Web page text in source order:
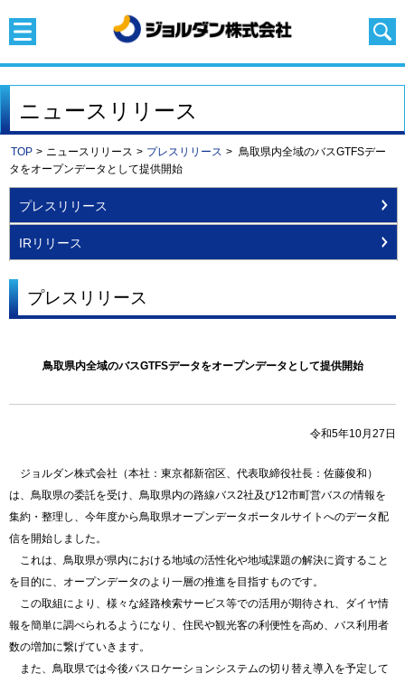
ニュースリリース
TOP > ニュースリリース > プレスリリース > 鳥取県内全域のバスGTFSデー
タをオープンデータとして提供開始
プレスリリース
IRリリース
プレスリリース
鳥取県内全域のバスGTFSデータをオープンデータとして提供開始
令和5年10月27日
ジョルダン株式会社（本社：東京都新宿区、代表取締役社長：佐藤俊和）
は、鳥取県の委託を受け、鳥取県内の路線バス2社及び12市町営バスの情報を
集約・整理し、今年度から鳥取県オープンデータポータルサイトへのデータ配
信を開始しました。
これは、鳥取県が県内における地域の活性化や地域課題の解決に資すること
を目的に、オープンデータのより一層の推進を目指すものです。
この取組により、様々な経路検索サービス等での活用が期待され、ダイヤ情
報を簡単に調べられるようになり、住民や観光客の利便性を高め、バス利用者
数の増加に繋げていきます。
また、鳥取県では今後バスロケーションシステムの切り替え導入を予定して